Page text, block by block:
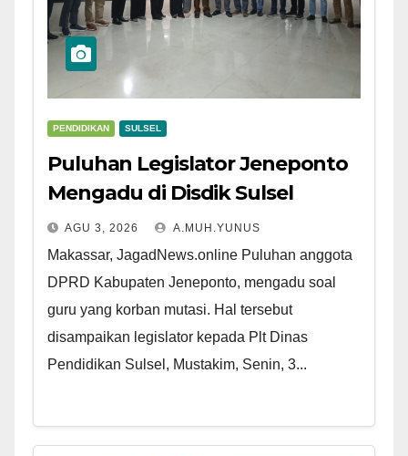
PENDIDIKAN SULSEL
Puluhan Legislator Jeneponto
Mengadu di Disdik Sulsel
AGU 3, 2026 A.MUH.YUNUS
Makassar, JagadNews.online Puluhan anggota
DPRD Kabupaten Jeneponto, mengadu soal
guru yang korban mutasi. Hal tersebut
disampaikan legislator kepada Plt Dinas
Pendidikan Sulsel, Mustakim, Senin, 3...